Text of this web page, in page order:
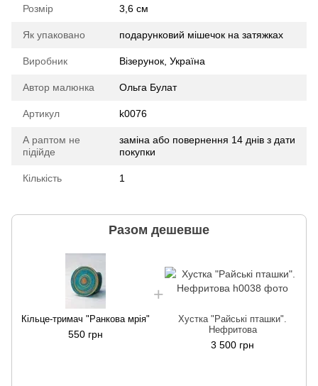
Розмір 3,6 см
Як упаковано подарунковий мішечок на затяжках
Виробник Візерунок, Україна
Автор малюнка Ольга Булат
Артикул k0076
А раптом не
підійде
заміна або повернення 14 днів з дати
покупки
Кількість 1
Разом дешевше
Кільце-тримач "Ранкова мрія"
550 грн
Хустка "Райські пташки".
Нефритова
3 500 грн